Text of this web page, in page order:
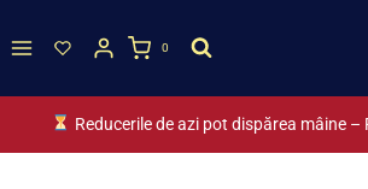
to
0
Reducerile de azi pot dispărea mâine